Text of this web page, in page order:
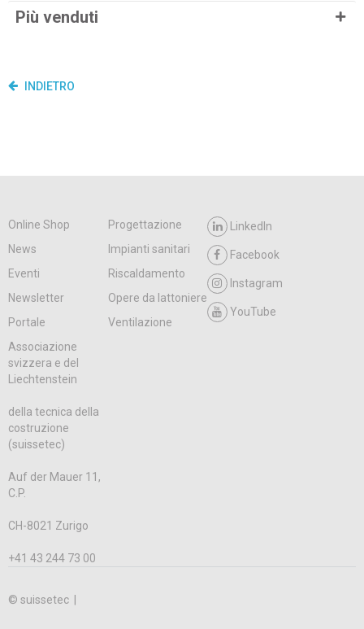
Più venduti
INDIETRO
Online Shop
Progettazione
News
Impianti sanitari
Eventi
Riscaldamento
Newsletter
Opere da lattoniere
Portale
Ventilazione
LinkedIn
Facebook
Instagram
YouTube
Associazione
svizzera e del
Liechtenstein
della tecnica della
costruzione
(suissetec)
Auf der Mauer 11,
C.P.
CH-8021 Zurigo
+41 43 244 73 00
© suissetec |